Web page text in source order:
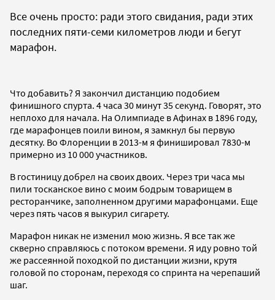
Все очень просто: ради этого свидания, ради этих
последних пяти-семи километров люди и бегут
марафон.
Что добавить? Я закончил дистанцию подобием
финишного спурта. 4 часа 30 минут 35 секунд. Говорят, это
неплохо для начала. На Олимпиаде в Афинах в 1896 году,
где марафонцев поили вином, я замкнул бы первую
десятку. Во Флоренции в 2013-м я финишировал 7830-м
примерно из 10 000 участников.
В гостиницу добрел на своих двоих. Через три часа мы
пили тосканское вино с моим бодрым товарищем в
ресторанчике, заполненном другими марафонцами. Еще
через пять часов я выкурил сигарету.
Марафон никак не изменил мою жизнь. Я все так же
скверно справляюсь с потоком времени. Я иду ровно той
же рассеянной походкой по дистанции жизни, крутя
головой по сторонам, переходя со спринта на черепаший
шаг.